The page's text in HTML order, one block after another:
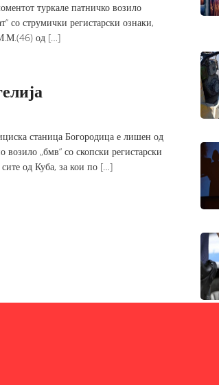
туркале патничко возило
со струмички регистарски ознаки,
од […]
станица Богородица е лишен од
„бмв“ со скопски регистарски
од Куба, за кои по […]